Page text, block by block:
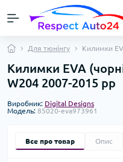
Для тюнінгу Килимки
Килимки EVA
W204 2007-2015 рр
Виробник: Digital Designs
Модель: 85020-eva973961
Все про товар Опис